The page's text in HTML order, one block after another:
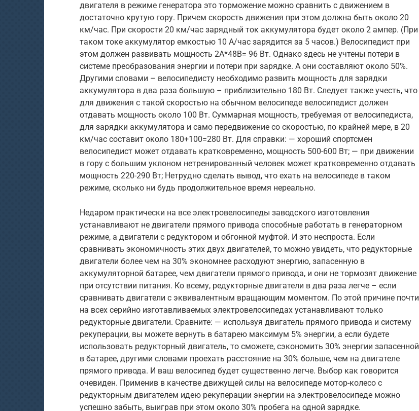
двигателя в режиме генератора это торможение можно сравнить с движением в
достаточно крутую гору. Причем скорость движения при этом должна быть около 20
км/час. При скорости 20 км/час зарядный ток аккумулятора будет около 2 ампер. (При
таком токе аккумулятор емкостью 10 A/час зарядится за 5 часов.) Велосипедист при
этом должен развивать мощность 2A*48В= 96 Вт. Однако здесь не учтены потери в
системе преобразования энергии и потери при зарядке. А они составляют около 50%.
Другими словами – велосипедисту необходимо развить мощность для зарядки
аккумулятора в два раза большую – приблизительно 180 Вт. Следует также учесть, что
для движения с такой скоростью на обычном велосипеде велосипедист должен
отдавать мощность около 100 Вт. Суммарная мощность, требуемая от велосипедиста,
для зарядки аккумулятора и само передвижение со скоростью, по крайней мере, в 20
км/час составит около 180+100=280 Вт. Для справки: — хороший спортсмен
велосипедист может отдавать кратковременно, мощность 500-600 Вт; — при движении
в гору с большим уклоном нетренированный человек может кратковременно отдавать
мощность 220-290 Вт; Нетрудно сделать вывод, что ехать на велосипеде в таком
режиме, сколько ни будь продолжительное время нереально.
Недаром практически на все электровелосипеды заводского изготовления
устанавливают не двигатели прямого привода способные работать в генераторном
режиме, а двигатели с редуктором и обгонной муфтой. И это неспроста. Если
сравнивать экономичность этих двух двигателей, то можно увидеть, что редукторные
двигатели более чем на 30% экономнее расходуют энергию, запасенную в
аккумуляторной батарее, чем двигатели прямого привода, и они не тормозят движение
при отсутствии питания. Ко всему, редукторные двигатели в два раза легче – если
сравнивать двигатели с эквивалентным вращающим моментом. По этой причине почти
на всех серийно изготавливаемых электровелосипедах устанавливают только
редукторные двигатели. Сравните: — используя двигатель прямого привода и систему
рекуперации, вы можете вернуть в батарею максимум 5% энергии, а если будете
использовать редукторный двигатель, то сможете, сэкономить 30% энергии запасенной
в батарее, другими словами проехать расстояние на 30% больше, чем на двигателе
прямого привода. И ваш велосипед будет существенно легче. Выбор как говорится
очевиден. Применив в качестве движущей силы на велосипеде мотор-колесо с
редукторным двигателем идею рекуперации энергии на электровелосипеде можно
успешно забыть, выиграв при этом около 30% пробега на одной зарядке.